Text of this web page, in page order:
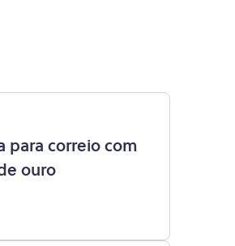
para correio com
ouro